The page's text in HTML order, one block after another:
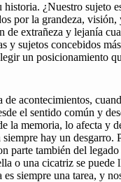
¿Nuestro sujeto
por la grandeza, visión,
de extrañeza y lejanía
y sujetos concebidos
un posicionamiento
acontecimientos,
el sentido común y
la memoria, lo afecta y
hay un desgarro.
parte también del
o una cicatriz se puede
siempre una tarea, y